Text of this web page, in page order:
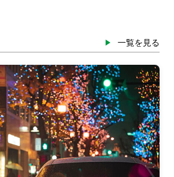
一覧を見る